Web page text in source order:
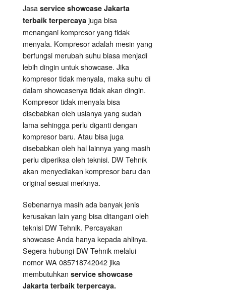
Jasa service showcase Jakarta
terbaik terpercaya juga bisa
menangani kompresor yang tidak
menyala. Kompresor adalah mesin yang
berfungsi merubah suhu biasa menjadi
lebih dingin untuk showcase. Jika
kompresor tidak menyala, maka suhu di
dalam showcasenya tidak akan dingin.
Kompresor tidak menyala bisa
disebabkan oleh usianya yang sudah
lama sehingga perlu diganti dengan
kompresor baru. Atau bisa juga
disebabkan oleh hal lainnya yang masih
perlu diperiksa oleh teknisi. DW Tehnik
akan menyediakan kompresor baru dan
original sesuai merknya.
Sebenarnya masih ada banyak jenis
kerusakan lain yang bisa ditangani oleh
teknisi DW Tehnik. Percayakan
showcase Anda hanya kepada ahlinya.
Segera hubungi DW Tehnik melalui
nomor WA 085718742042 jika
membutuhkan service showcase
Jakarta terbaik terpercaya.